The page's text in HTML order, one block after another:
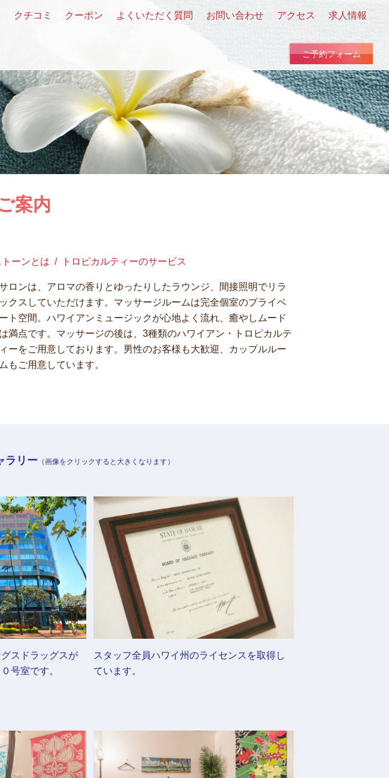
クチコミ クーポン よくいただく質問 お問い合わせ アクセス
求人情報
ご予約フォーム
案内
ーンとは トロピカルティーのサービス
ロンは、アロマの香りとゆったりしたラウンジ、間接照明でリラ
ックスしていただけます。マッサージルームは完全個室のプライベ
ート空間。ハワイアンミュージックが心地よく流れ、癒やしムード
は満点です。マッサージの後は、3種類のハワイアン・トロピカルテ
ィーをご用意しております。男性のお客様も大歓迎、カップルルー
ムもご用意しています。
ラリー （画像をクリックすると大きくなります）
スドラッグスが
号室です。
スタッフ全員ハワイ州のライセンスを取得し
ています。